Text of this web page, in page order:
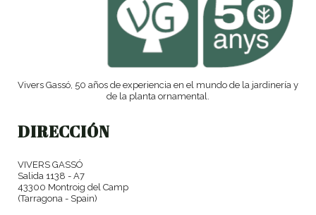
Vivers Gassó, 50 años de experiencia en el mundo de la jardinería y
de la planta ornamental.
DIRECCIÓN
VIVERS GASSÓ
Salida 1138 - A7
43300 Montroig del Camp
(Tarragona - Spain)